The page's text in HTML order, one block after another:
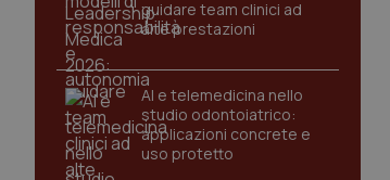
guidare team clinici ad
alte prestazioni
AI e telemedicina nello
studio odontoiatrico:
applicazioni concrete e
uso protetto